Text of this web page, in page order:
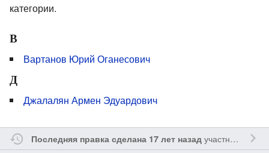
категории.
В
Вартанов Юрий Оганесович
Д
Джалалян Армен Эдуардович
Последняя правка сделана 17 лет назадучастником